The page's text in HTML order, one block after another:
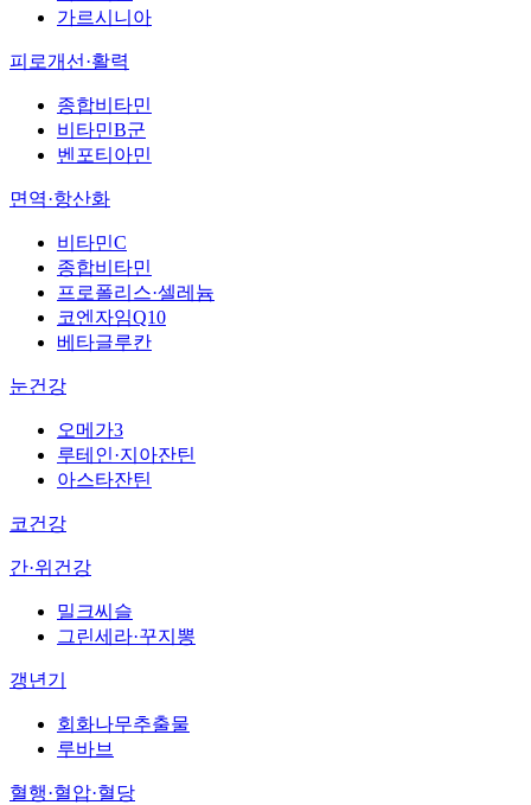
가르시니아
피로개선·활력
종합비타민
비타민B군
벤포티아민
면역·항산화
비타민C
종합비타민
프로폴리스·셀레늄
코엔자임Q10
베타글루칸
눈건강
오메가3
루테인·지아잔틴
아스타잔틴
코건강
간·위건강
밀크씨슬
그린세라·꾸지뽕
갱년기
회화나무추출물
루바브
혈행·혈압·혈당